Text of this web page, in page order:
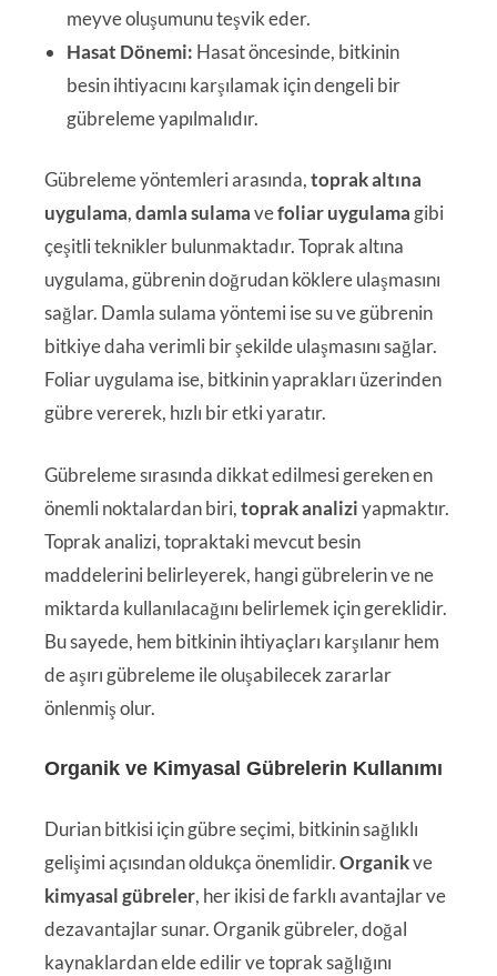
meyve oluşumunu teşvik eder.
Hasat Dönemi: Hasat öncesinde, bitkinin
besin ihtiyacını karşılamak için dengeli bir
gübreleme yapılmalıdır.
Gübreleme yöntemleri arasında,toprak altına
uygulama,damla sulamavefoliar uygulama gibi
çeşitli teknikler bulunmaktadır. Toprak altına
uygulama, gübrenin doğrudan köklere ulaşmasını
sağlar. Damla sulama yöntemi ise su ve gübrenin
bitkiye daha verimli bir şekilde ulaşmasını sağlar.
Foliar uygulama ise, bitkinin yaprakları üzerinden
gübre vererek, hızlı bir etki yaratır.
Gübreleme sırasında dikkat edilmesi gereken en
önemli noktalardan biri,toprak analiziyapmaktır.
Toprak analizi, topraktaki mevcut besin
maddelerini belirleyerek, hangi gübrelerin ve ne
miktarda kullanılacağını belirlemek için gereklidir.
Bu sayede, hem bitkinin ihtiyaçları karşılanır hem
de aşırı gübreleme ile oluşabilecek zararlar
önlenmiş olur.
Organik ve Kimyasal Gübrelerin Kullanımı
Durian bitkisi için gübre seçimi, bitkinin sağlıklı
gelişimi açısından oldukça önemlidir.Organikve
kimyasal gübreler, her ikisi de farklı avantajlar ve
dezavantajlar sunar. Organik gübreler, doğal
kaynaklardan elde edilir ve toprak sağlığını